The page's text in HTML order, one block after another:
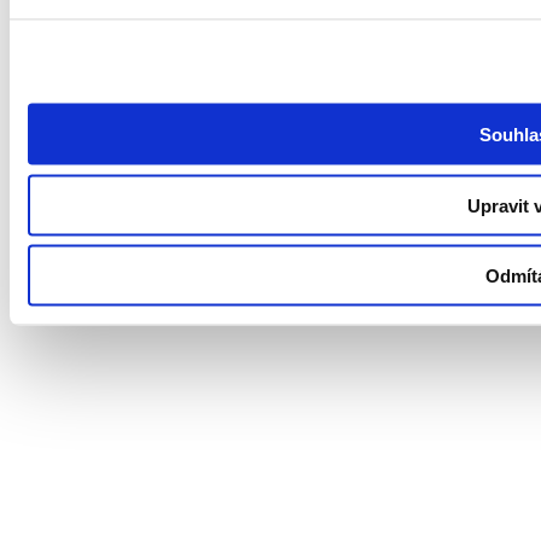
Upravit
Slovensko